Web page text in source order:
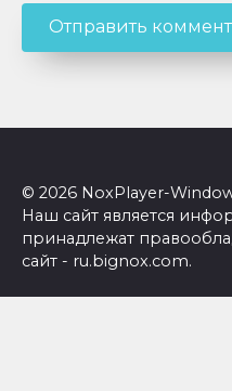
© 2026 NoxPlayer-
Наш сайт является
принадлежат
сайт - ru.bignox.com.